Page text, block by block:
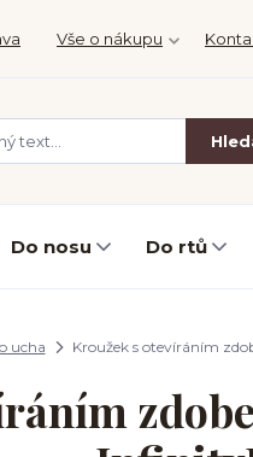
Vše o nákupu
Do nosu Do rtů
ucha Kroužek s otevíráním